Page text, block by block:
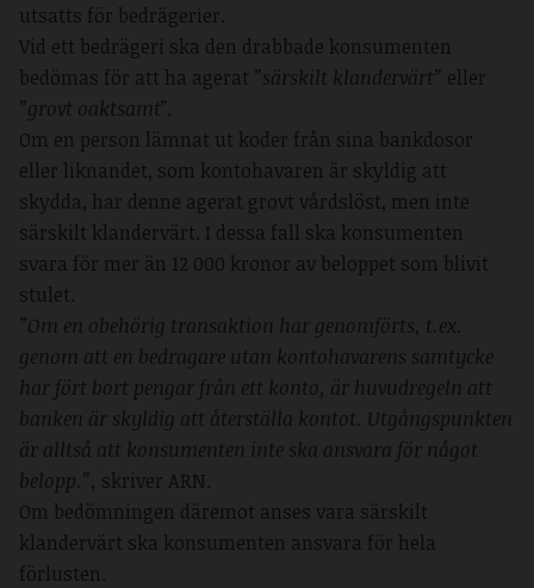
utsatts för bedrägerier.
Vid ett bedrägeri ska den drabbade konsumenten
bedömas för att ha agerat ”särskilt klandervärt” eller
”grovt oaktsamt”.
Om en person lämnat ut koder från sina bankdosor
eller liknandet, som kontohavaren är skyldig att
skydda, har denne agerat grovt vårdslöst, men inte
särskilt klandervärt. I dessa fall ska konsumenten
svara för mer än 12 000 kronor av beloppet som blivit
stulet.
”Om en obehörig transaktion har genomförts, t.ex.
genom att en bedragare utan kontohavarens samtycke
har fört bort pengar från ett konto, är huvudregeln att
banken är skyldig att återställa kontot. Utgångspunkten
är alltså att konsumenten inte ska ansvara för något
belopp.”, skriver ARN.
Om bedömningen däremot anses vara särskilt
klandervärt ska konsumenten ansvara för hela
förlusten.